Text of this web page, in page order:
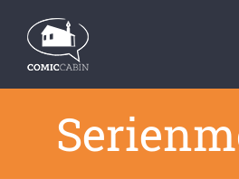
Inhalt
springen